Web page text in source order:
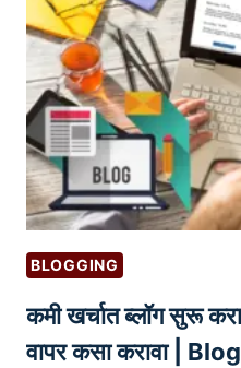
शी
क
रा
वी
?
P
R
T
-
व
र्ड
प्रे
स
प्ल
इ
न्स
म
च्या
BLOGGING
कमी खर्चात ब्लॉग सुरू
वापर कसा करावा |